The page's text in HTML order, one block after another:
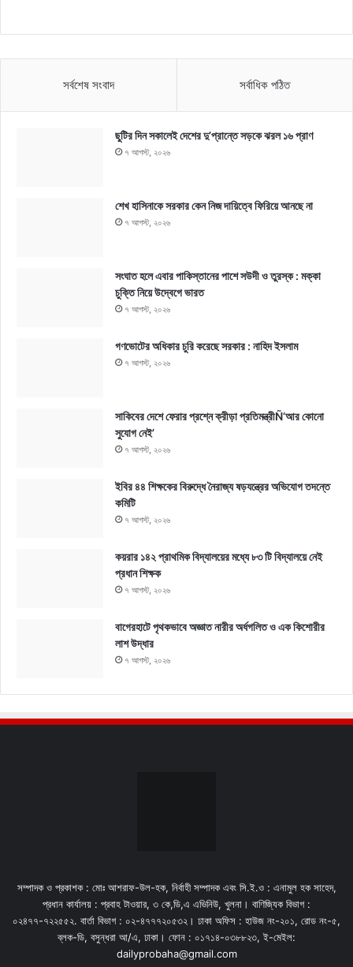
সর্বশেষ সংবাদ সর্বাধিক পঠিত
ছুটির দিন সকালেই দেশের দু’প্রান্তে সড়কে ঝরল ১৬ প্রাণ
৭ আগস্ট, ২০২৬
শেখ হাসিনাকে সরকার কেন নিজ দায়িত্বে ফিরিয়ে আনছে না
৭ আগস্ট, ২০২৬
সংঘাত হলে এবার পাকিস্তানের পাশে সউদী ও তুরস্ক : মক্কা
চুক্তি নিয়ে উদ্বেগে ভারত
৭ আগস্ট, ২০২৬
গণভোটের অধিকার চুরি করেছে সরকার : নাহিদ ইসলাম
৭ আগস্ট, ২০২৬
সাকিবের দেশে ফেরার প্রশ্নে ক্রীড়া প্রতিমন্ত্রীÑ‘আর কোনো
সুযোগ নেই’
৭ আগস্ট, ২০২৬
ইবির ৪৪ শিক্ষকের বিরুদ্ধে নৈরাজ্য ষড়যন্ত্রের অভিযোগ তদন্তে
কমিটি
৭ আগস্ট, ২০২৬
কয়রার ১৪২ প্রাথমিক বিদ্যালয়ের মধ্যে ৮৩ টি বিদ্যালয়ে নেই
প্রধান শিক্ষক
৭ আগস্ট, ২০২৬
বাগেরহাটে পৃথকভাবে অজ্ঞাত নারীর অর্ধগলিত ও এক কিশোরীর
লাশ উদ্ধার
৭ আগস্ট, ২০২৬
সম্পাদক ও প্রকাশক : মোঃ আশরাফ-উল-হক, নির্বাহী সম্পাদক এবং সি.ই.ও : এনামুল হক সাহেদ,
প্রধান কার্যালয় : প্রবাহ টাওয়ার, ৩ কে,ডি,এ এভিনিউ, খুলনা। বাণিজ্যিক বিভাগ :
০২৪৭৭-৭২২৫৫২. বার্তা বিভাগ : ০২-৪৭৭৭২০৫৩২। ঢাকা অফিস : হাউজ নং-২০১, রোড নং-৫,
ব্লক-ডি, বসুন্ধরা আ/এ, ঢাকা। ফোন : ০১৭১৪-০৩৮৮২৩, ই-মেইল:
dailyprobaha@gmail.com